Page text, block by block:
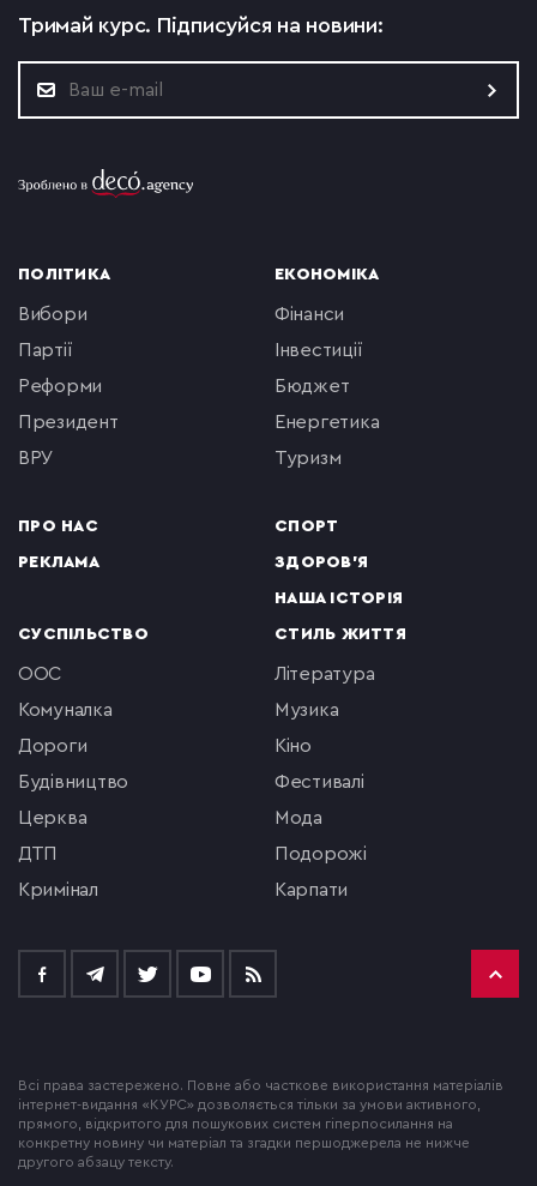
Тримай курс. Підписуйся на новини:
ПОЛІТИКА
вибори
партії
реформи
президент
ВРУ
ПРО НАС
РЕКЛАМА
ЕКОНОМІКА
фінанси
інвестиції
бюджет
енергетика
туризм
СПОРТ
ЗДОРОВ'Я
НАША ІСТОРІЯ
СУСПІЛЬСТВО
ООС
комуналка
Дороги
будівництво
церква
ДТП
кримінал
СТИЛЬ ЖИТТЯ
література
музика
кіно
фестивалі
мода
подорожі
Карпати
Всі права застережено. Повне або часткове використання матеріалів
інтернет-видання «КУРС» дозволяється тільки за умови активного,
прямого, відкритого для пошукових систем гіперпосилання на
конкретну новину чи матеріал та згадки першоджерела не нижче
другого абзацу тексту.